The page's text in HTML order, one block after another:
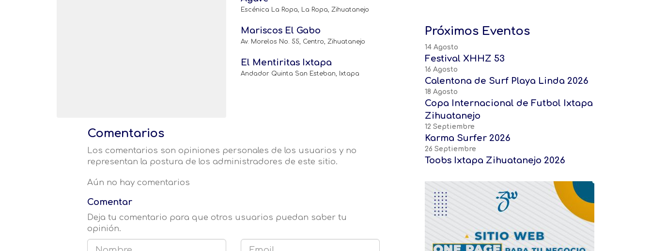
Escénica La Ropa, La Ropa, Zihuatanejo
Mariscos El Gabo
Av. Morelos No. 55, Centro, Zihuatanejo
El Mentiritas Ixtapa
Andador Quinta San Esteban, Ixtapa
Comentarios
Los comentarios son opiniones personales de los usuarios y no
representan la postura de los administradores de este sitio.
Aún no hay comentarios
Comentar
Deja tu comentario para que otros usuarios puedan saber tu
opinión.
Próximos Eventos
14 Agosto
Festival XHHZ 53
16 Agosto
Calentona de Surf Playa Linda 2026
18 Agosto
Copa Internacional de Futbol Ixtapa
Zihuatanejo
12 Septiembre
Karma Surfer 2026
26 Septiembre
Toobs Ixtapa Zihuatanejo 2026